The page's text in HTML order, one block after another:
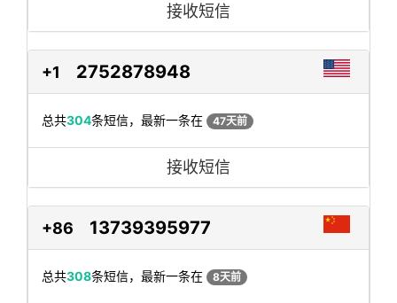
接收短信
+1 2752878948
总共304条短信，最新一条在 47天前
接收短信
+86 13739395977
总共308条短信，最新一条在 8天前